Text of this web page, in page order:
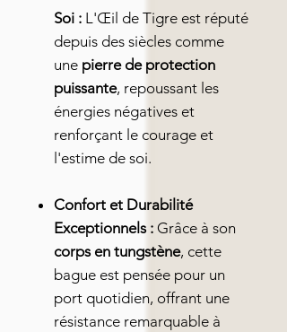
Soi : L'Œil de Tigre est réputé
depuis des siècles comme
une pierre de protection
puissante, repoussant les
énergies négatives et
renforçant le courage et
l'estime de soi.
Confort et Durabilité
Exceptionnels : Grâce à son
corps en tungstène, cette
bague est pensée pour un
port quotidien, offrant une
résistance remarquable à